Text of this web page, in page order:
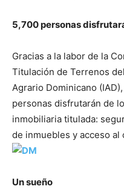
5,700 personas
Gracias a la labor de la
Titulación de Terrenos
Agrario Dominicano
personas disfrutarán de
inmobiliaria titulada:
de inmuebles y acceso al
Un sueño